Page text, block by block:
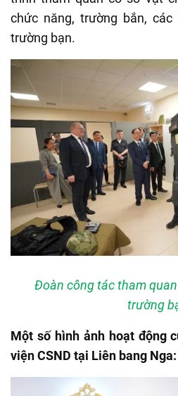
chức năng, trường bắn,
trường bạn.
Đoàn công tác tham
trường
Một số hình ảnh hoạt động
viện CSND tại Liên bang Nga: